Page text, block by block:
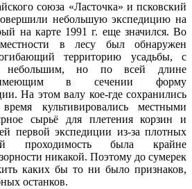
союза «Ласточка» и псковский
небольшую экспедицию на
на карте 1991 г. еще значился. Во
в лесу был обнаружен
территорию усадьбы, с
но по всей длине
в сечении форму
На этом валу кое-где сохранились
культивировались местными
сырьё для плетения корзин и
первой экспедиции из-за плотных
проходимость была крайне
никакой. Поэтому до сумерек
каких бы то ни было признаков,
останков.